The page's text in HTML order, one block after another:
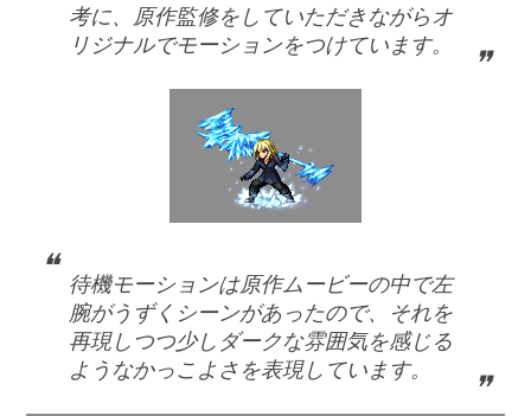
考に、原作監修をしていただきながらオ
リジナルでモーションをつけています。
待機モーションは原作ムービーの中で左
腕がうずくシーンがあったので、それを
再現しつつ少しダークな雰囲気を感じる
ようなかっこよさを表現しています。